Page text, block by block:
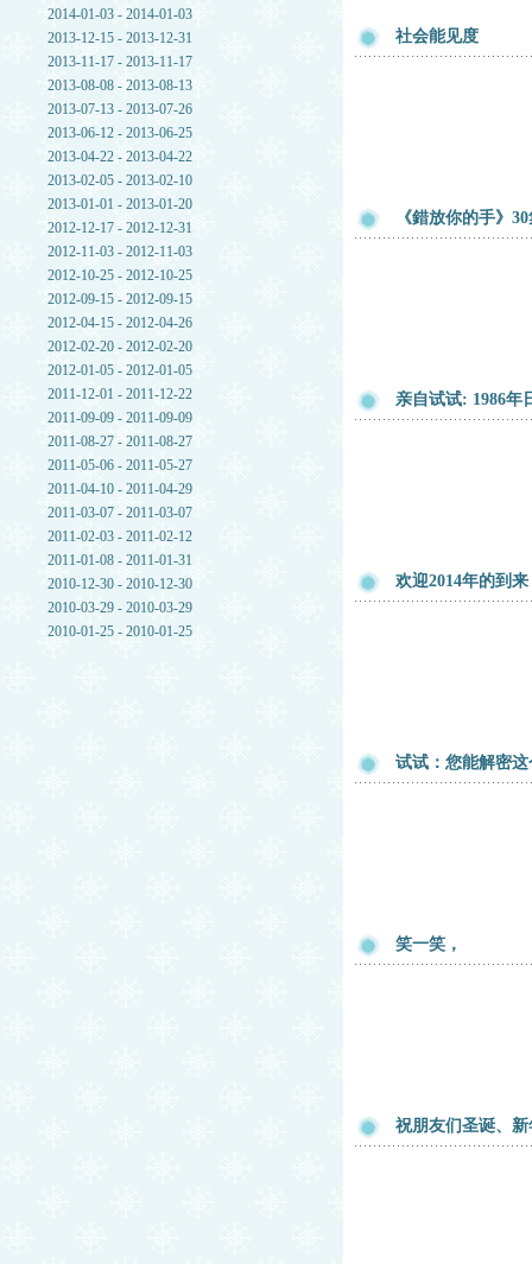
2014-01-03 - 2014-01-03
2013-12-15 - 2013-12-31
2013-11-17 - 2013-11-17
2013-08-08 - 2013-08-13
2013-07-13 - 2013-07-26
2013-06-12 - 2013-06-25
2013-04-22 - 2013-04-22
2013-02-05 - 2013-02-10
2013-01-01 - 2013-01-20
2012-12-17 - 2012-12-31
2012-11-03 - 2012-11-03
2012-10-25 - 2012-10-25
2012-09-15 - 2012-09-15
2012-04-15 - 2012-04-26
2012-02-20 - 2012-02-20
2012-01-05 - 2012-01-05
2011-12-01 - 2011-12-22
2011-09-09 - 2011-09-09
2011-08-27 - 2011-08-27
2011-05-06 - 2011-05-27
2011-04-10 - 2011-04-29
2011-03-07 - 2011-03-07
2011-02-03 - 2011-02-12
2011-01-08 - 2011-01-31
2010-12-30 - 2010-12-30
2010-03-29 - 2010-03-29
2010-01-25 - 2010-01-25
社会能见度
《錯放你的手》
亲自试试: 1986年
欢迎2014年的到
试试：您能解密
笑一笑，
祝朋友们圣诞、